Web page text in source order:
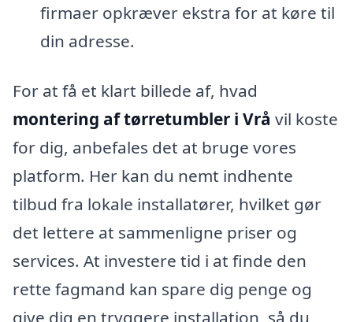
firmaer opkræver ekstra for at køre til
din adresse.
For at få et klart billede af, hvad
montering af tørretumbler i Vrå vil koste
for dig, anbefales det at bruge vores
platform. Her kan du nemt indhente
tilbud fra lokale installatører, hvilket gør
det lettere at sammenligne priser og
services. At investere tid i at finde den
rette fagmand kan spare dig penge og
give dig en tryggere installation, så du